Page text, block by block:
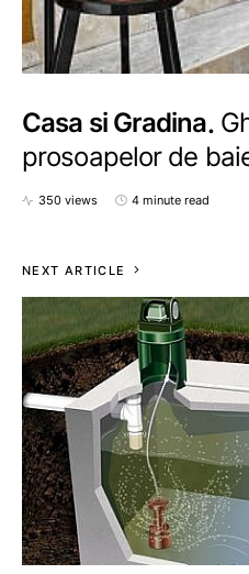
Casa si Gradina
prosoapelor de
350 views 4 minute read
NEXT ARTICLE